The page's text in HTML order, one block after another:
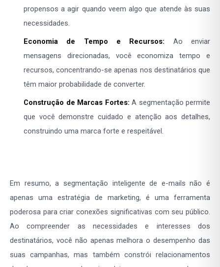
propensos a agir quando veem algo que atende às suas
necessidades.
Economia de Tempo e Recursos: Ao enviar
mensagens direcionadas, você economiza tempo e
recursos, concentrando-se apenas nos destinatários que
têm maior probabilidade de converter.
Construção de Marcas Fortes: A segmentação permite
que você demonstre cuidado e atenção aos detalhes,
construindo uma marca forte e respeitável.
Em resumo, a segmentação inteligente de e-mails não é
apenas uma estratégia de marketing, é uma ferramenta
poderosa para criar conexões significativas com seu público.
Ao compreender as necessidades e interesses dos
destinatários, você não apenas melhora o desempenho das
suas campanhas, mas também constrói relacionamentos